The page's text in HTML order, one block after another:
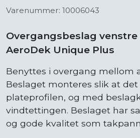
Varenummer: 10006043
Overgangsbeslag venstre
AeroDek Unique Plus
Benyttes i overgang mellom
Beslaget monteres slik at
plateprofilen, og med
vindtettingen. Beslaget har
og gode kvalitet som